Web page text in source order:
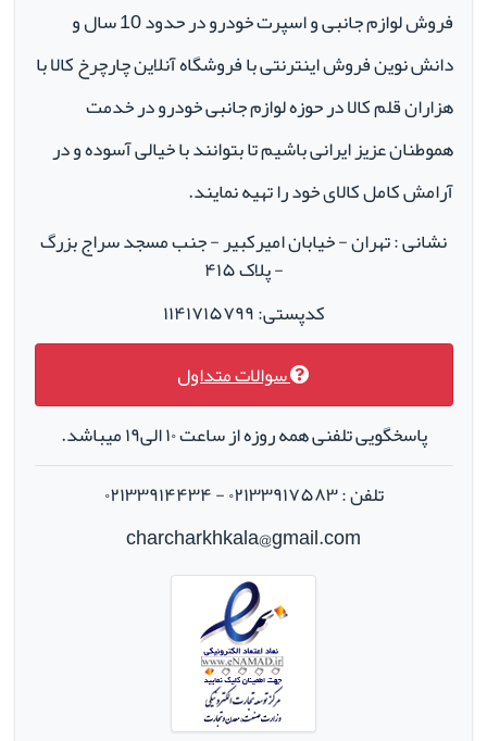
فروش لوازم جانبی و اسپرت خودرو در حدود 10 سال و
دانش نوین فروش اینترنتی با فروشگاه آنلاین چارچرخ کالا با
هزاران قلم کالا در حوزه لوازم جانبی خودرو در خدمت
هموطنان عزیز ایرانی باشیم تا بتوانند با خیالی آسوده و در
آرامش کامل کالای خود را تهیه نمایند.
نشانی : تهران - خیابان امیرکبیر - جنب مسجد سراج بزرگ
- پلاک ۴۱۵
کدپستی: ۱۱۴۱۷۱۵۷۹۹
سوالات متداول
پاسخگویی تلفنی همه روزه از ساعت ۱۰ الی۱۹ میباشد.
تلفن : ۰۲۱۳۳۹۱۷۵۸۳ - ۰۲۱۳۳۹۱۴۴۳۴
charcharkhkala@gmail.com